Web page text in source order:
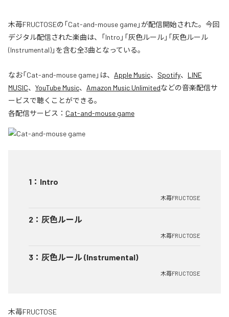
木苺FRUCTOSEの「Cat-and-mouse game」が配信開始された。今回
デジタル配信された楽曲は、「Intro」「灰色ルール」「灰色ルール
(Instrumental)」を含む全3曲となっている。
なお「Cat-and-mouse game」は、 Apple Music、 Spotify、 LINE
MUSIC、 YouTube Music、 Amazon Music Unlimitedなどの音楽配信サ
ービスで聴くことができる。
各配信サービス： Cat-and-mouse game
1 ： Intro
木苺FRUCTOSE
2 ： 灰色ルール
木苺FRUCTOSE
3 ： 灰色ルール (Instrumental)
木苺FRUCTOSE
木苺FRUCTOSE